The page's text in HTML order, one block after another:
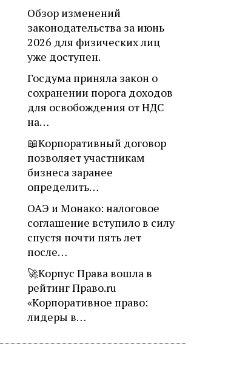
Обзор изменений
законодательства за июнь
2026 для физических лиц
уже доступен.
Госдума приняла закон о
сохранении порога доходов
для освобождения от НДС
на…
📖Корпоративный договор
позволяет участникам
бизнеса заранее
определить…
ОАЭ и Монако: налоговое
соглашение вступило в силу
спустя почти пять лет
после…
🚀Корпус Права вошла в
рейтинг Право.ru
«Корпоративное право:
лидеры в…